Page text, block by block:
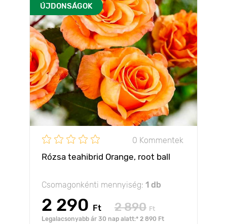
ÚJDONSÁGOK
0 Kommentek
Rózsa teahibrid Orange, root ball
Csomagonkénti mennyiség: 1 db
2 290 Ft 2 890 Ft
Legalacsonyabb ár 30 nap alatt:* 2 890 Ft